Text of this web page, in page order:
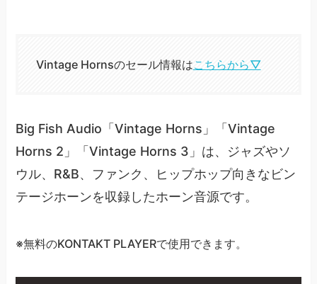
Vintage Hornsのセール情報はこちらから▽
Big Fish Audio「Vintage Horns」「Vintage
Horns 2」「Vintage Horns 3」は、ジャズやソ
ウル、R&B、ファンク、ヒップホップ向きなビン
テージホーンを収録したホーン音源です。
※無料のKONTAKT PLAYERで使用できます。